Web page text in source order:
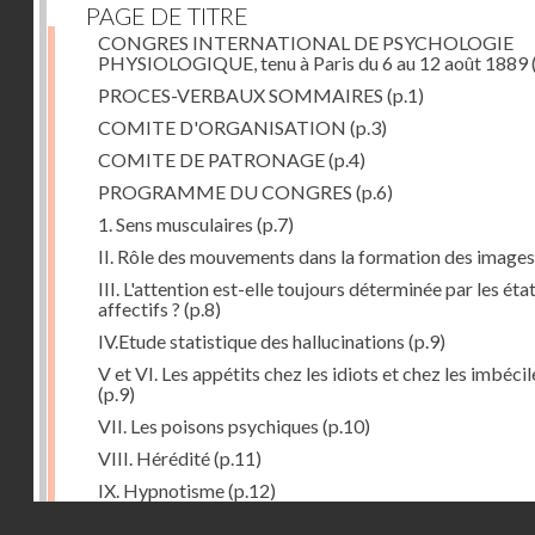
PAGE DE TITRE
CONGRES INTERNATIONAL DE PSYCHOLOGIE
PHYSIOLOGIQUE, tenu à Paris du 6 au 12 août 1889
PROCES-VERBAUX SOMMAIRES (p.1)
COMITE D'ORGANISATION (p.3)
COMITE DE PATRONAGE(p.4)
PROGRAMME DU CONGRES (p.6)
1. Sens musculaires (p.7)
II. Rôle des mouvements dans la formation des images
III. L'attention est-elle toujours déterminée par les
affectifs ? (p.8)
IV.Etude statistique des hallucinations (p.9)
V et VI. Les appétits chez les idiots et chez les
(p.9)
VII. Les poisons psychiques (p.10)
VIII. Hérédité(p.11)
IX. Hypnotisme(p.12)